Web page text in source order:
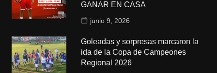
GANAR EN CASA
junio 9, 2026
Goleadas y sorpresas marcaron la
ida de la Copa de Campeones
Regional 2026